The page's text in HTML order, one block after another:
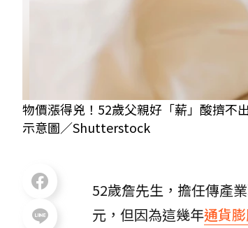
物價漲得兇！52歲父親好「薪」酸擠不
示意圖／Shutterstock
52歲詹先生，擔任傳產
元，但因為這幾年通貨